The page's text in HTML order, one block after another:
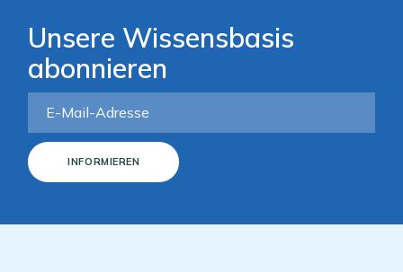
Unsere Wissensbasis
abonnieren
INFORMIEREN